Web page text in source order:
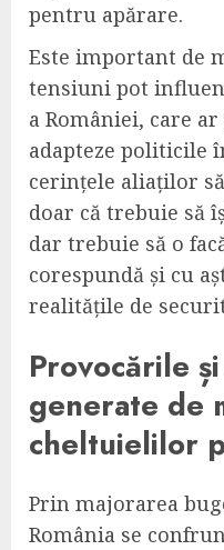
pentru apărare.
Este important de
tensiuni pot
a României, care
adapteze politicile
cerințele aliaților
doar că trebuie să
dar trebuie să o
corespundă și cu
realitățile de
Provocările
generate de
cheltuielilor
Prin majorarea
România se